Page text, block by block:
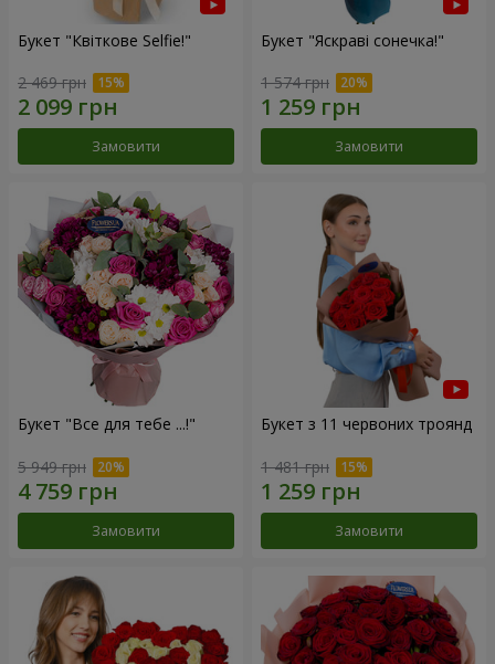
Букет "Квіткове Selfie!"
2 469 грн
Замовити
Букет "Яскраві сонечка!"
1 574 грн
Замовити
Букет "Все для тебе ...!"
5 949 грн
Замовити
Букет з 11 червоних троянд
1 481 грн
Замовити